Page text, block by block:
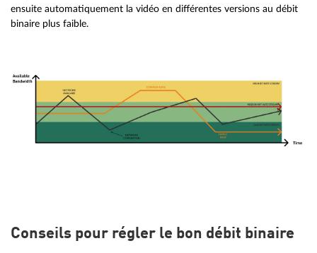
ensuite automatiquement la vidéo en différentes versions au débit
binaire plus faible.
Conseils pour régler le bon débit binaire